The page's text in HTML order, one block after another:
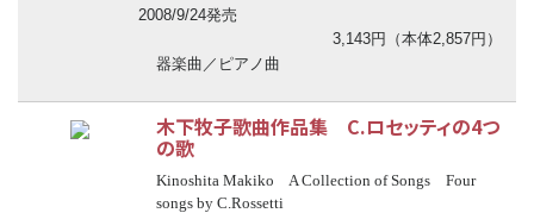
2008/9/24発売
3,143円（本体2,857円）
器楽曲／ピアノ曲
木下牧子歌曲作品集 C.ロセッティの4つ
の歌
Kinoshita Makiko A Collection of Songs Four
songs by C.Rossetti